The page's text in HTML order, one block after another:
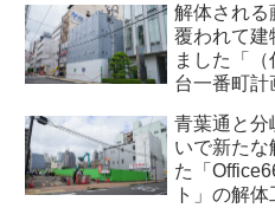
解体される
覆われて建
ました「
台一番町計
青葉通と分
いで新たな
た「
ト」の解